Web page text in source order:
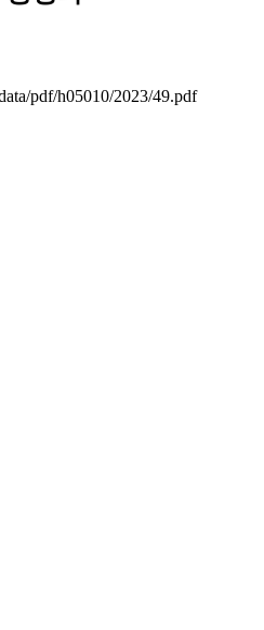
pdf/h05010/2023/49.pdf